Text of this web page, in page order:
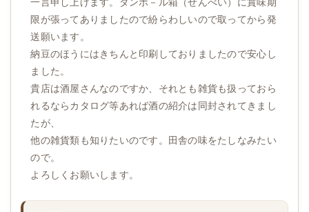
限が張ってありましたので紛らわしいので取ってから発
送願います。
納豆のほうにはきちんと印刷しておりましたので安心し
ました。
貴店は酒屋さんなのですか、それとも雑貨も扱っておら
れるならカタログ等あれば酒の紹介は同封されてきまし
たが、
他の雑貨類も知りたいのです。田舎の味をたしなみたい
ので。
よろしくお願いします。